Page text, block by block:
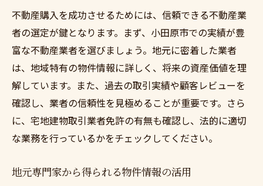
不動産購入を成功させるためには、信頼できる不動産業
者の選定が鍵となります。まず、小田原市での実績が豊
富な不動産業者を選びましょう。地元に密着した業者
は、地域特有の物件情報に詳しく、将来の資産価値を理
解しています。また、過去の取引実績や顧客レビューを
確認し、業者の信頼性を見極めることが重要です。さら
に、宅地建物取引業者免許の有無も確認し、法的に適切
な業務を行っているかをチェックしてください。
地元専門家から得られる物件情報の活用